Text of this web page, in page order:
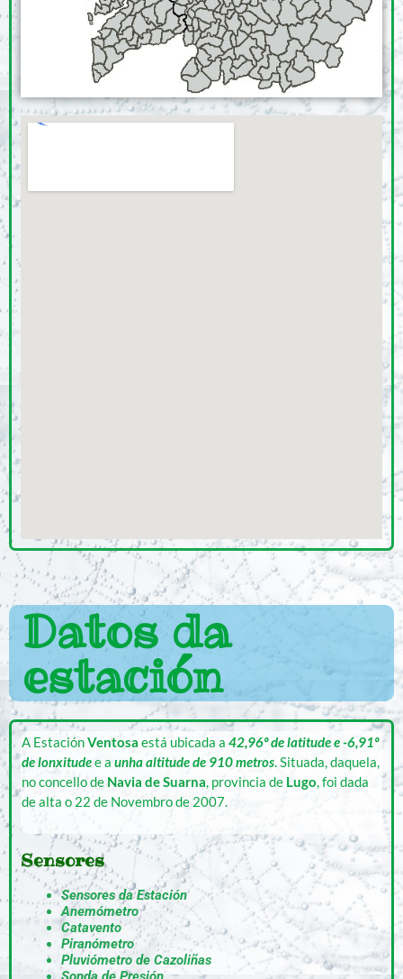
Datos da
estación
A EstaciónVentosa está ubicada a 42,96º de latitude e -6,91º
de lonxitudee a unha altitude de 910 metros. Situada, daquela,
no concello de Navia de Suarna, provincia de Lugo, foi dada
de alta o 22 de Novembro de 2007.
Sensores
Sensores da Estación
Anemómetro
Catavento
Piranómetro
Pluviómetro de Cazoliñas